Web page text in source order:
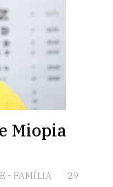
Miopia
- FAMÍLIA
29